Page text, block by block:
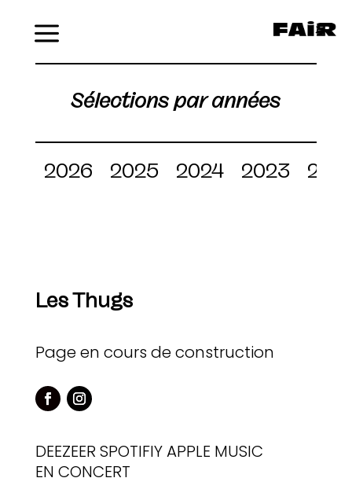
Sélections par années
2026 2025 2024 2023
Les Thugs
Page en cours de construction
DEEZEER SPOTIFIYAPPLE MUSIC
EN CONCERT